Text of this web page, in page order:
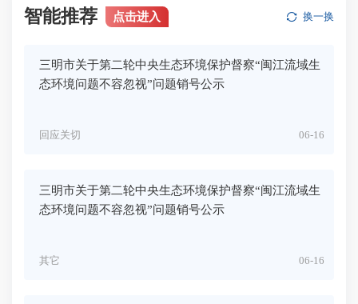
智能推荐 点击进入 换一换
三明市关于第二轮中央生态环境保护督察“闽江流域生
态环境问题不容忽视”问题销号公示
06-16
回应关切
三明市关于第二轮中央生态环境保护督察“闽江流域生
态环境问题不容忽视”问题销号公示
06-16
其它